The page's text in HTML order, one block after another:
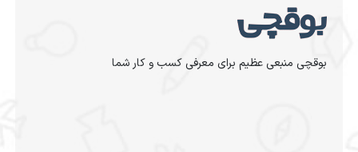
بوقچی منبعی عظیم برای معرفی کسب و کار شما